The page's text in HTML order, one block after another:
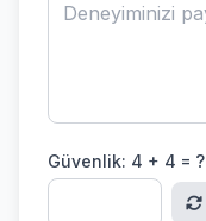
Güvenlik: 4 + 4 = ?